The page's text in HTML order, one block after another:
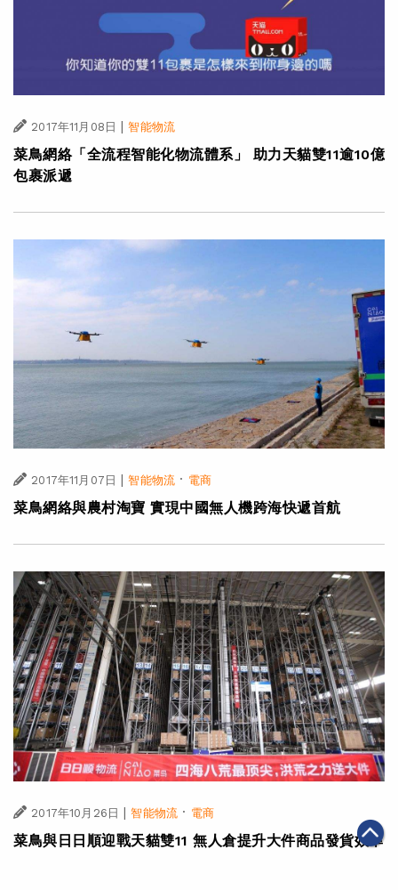
2017年11月08日 智能物流
菜鳥網絡「全流程智能化物流體系」 助力天貓雙11逾10億
包裹派遞
2017年11月07日 智能物流 · 電商
菜鳥網絡與農村淘寶 實現中國無人機跨海快遞首航
2017年10月26日 | 智能物流 · 電商
菜鳥與日日順迎戰天貓雙11 無人倉提升大件商品發貨效率